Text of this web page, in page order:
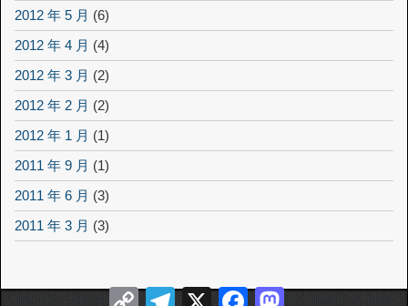
2012 年 5 月 (6)
2012 年 4 月 (4)
2012 年 3 月 (2)
2012 年 2 月 (2)
2012 年 1 月 (1)
2011 年 9 月 (1)
2011 年 6 月 (3)
2011 年 3 月 (3)
Copy Telegram
X FacebookMastodon